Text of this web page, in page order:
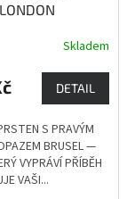
kámen, který
štědrost,
zdraví.
Skladem
DETAIL
S PRAVÝM
BRUSEL —
VYPRÁVÍ PŘÍBĚH
VAŠI...